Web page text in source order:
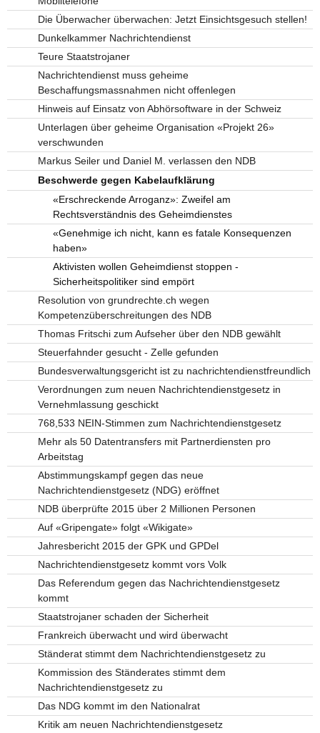
Die Überwacher überwachen: Jetzt Einsichtsgesuch stellen!
Dunkelkammer Nachrichtendienst
Teure Staatstrojaner
Nachrichtendienst muss geheime
Beschaffungsmassnahmen nicht offenlegen
Hinweis auf Einsatz von Abhörsoftware in der Schweiz
Unterlagen über geheime Organisation «Projekt 26»
verschwunden
Markus Seiler und Daniel M. verlassen den NDB
Beschwerde gegen Kabelaufklärung
«Erschreckende Arroganz»: Zweifel am
Rechtsverständnis des Geheimdienstes
«Genehmige ich nicht, kann es fatale Konsequenzen
haben»
Aktivisten wollen Geheimdienst stoppen -
Sicherheitspolitiker sind empört
Resolution von grundrechte.ch wegen
Kompetenzüberschreitungen des NDB
Thomas Fritschi zum Aufseher über den NDB gewählt
Steuerfahnder gesucht - Zelle gefunden
Bundesverwaltungsgericht ist zu nachrichtendienstfreundlich
Verordnungen zum neuen Nachrichtendienstgesetz in
Vernehmlassung geschickt
768,533 NEIN-Stimmen zum Nachrichtendienstgesetz
Mehr als 50 Datentransfers mit Partnerdiensten pro
Arbeitstag
Abstimmungskampf gegen das neue
Nachrichtendienstgesetz (NDG) eröffnet
NDB überprüfte 2015 über 2 Millionen Personen
Auf «Gripengate» folgt «Wikigate»
Jahresbericht 2015 der GPK und GPDel
Nachrichtendienstgesetz kommt vors Volk
Das Referendum gegen das Nachrichtendienstgesetz
kommt
Staatstrojaner schaden der Sicherheit
Frankreich überwacht und wird überwacht
Ständerat stimmt dem Nachrichtendienstgesetz zu
Kommission des Ständerates stimmt dem
Nachrichtendienstgesetz zu
Das NDG kommt im den Nationalrat
Kritik am neuen Nachrichtendienstgesetz